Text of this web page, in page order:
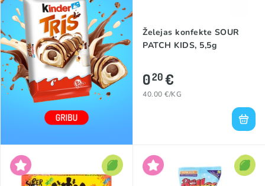
Želejas konfekte SOUR
PATCH KIDS, 5,5g
020€
40.00 €/KG